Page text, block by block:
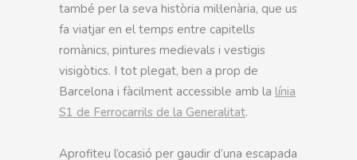
també per la seva història mil·lenària, que us
fa viatjar en el temps entre capitells
romànics, pintures medievals i vestigis
visigòtics. I tot plegat, ben a prop de
Barcelona i fàcilment accessible amb la línia
S1 de Ferrocarrils de la Generalitat.
Aprofiteu l’ocasió per gaudir d’una escapada